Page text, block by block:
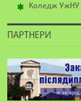
Коледж УжНУ
ПАРТНЕРИ